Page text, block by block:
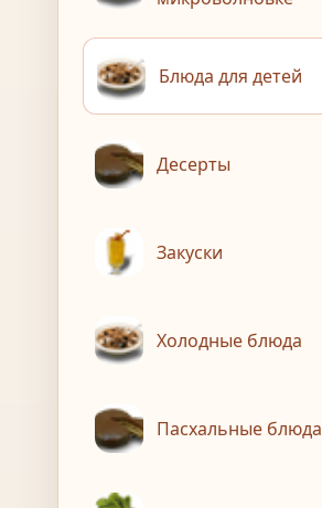
Блюда для детей
Десерты
Закуски
Холодные блюда
Пасхальные блюда